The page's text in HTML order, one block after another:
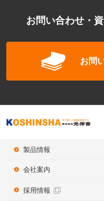
お問い合わせ・
お問
製品情報
会社案内
採用情報